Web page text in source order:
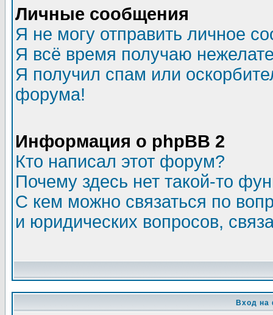
Личные сообщения
Я не могу отправить личное
Я всё время получаю
Я получил спам или
форума!
Информация о phpBB 2
Кто написал этот форум?
Почему здесь нет такой-то
С кем можно связаться по
и юридических вопросов,
Вход на